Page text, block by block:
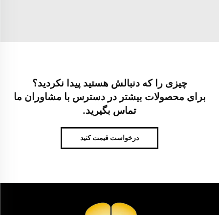
چیزی را که دنبالش هستید پیدا نکردید؟
برای محصولات بیشتر در دسترس با مشاوران ما
تماس بگیرید.
درخواست قیمت کنید